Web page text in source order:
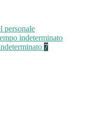
personale
indeterminato
7